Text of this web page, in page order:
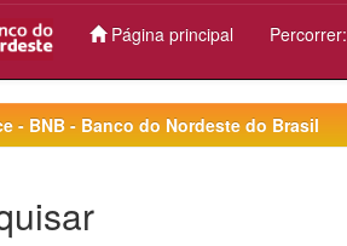
Página principal Percorrer:
- BNB - Banco do Nordeste do Brasil